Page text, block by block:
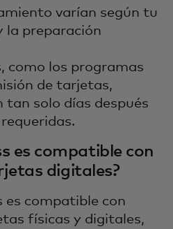
varían según tu
la preparación
como los programas
de tarjetas,
tan solo días después
es compatible con
digitales?
es compatible con
físicas y digitales,